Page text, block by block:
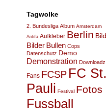
Tagwolke
2. Bundesliga Album Amsterdam
Antifa Aufkleber Berlin Bild
Bilder Bullen Cops
Datenschutz Demo
Demonstration Downloadz
Fans FCSP FC St.
Pauli Festival Fotos
Fussball